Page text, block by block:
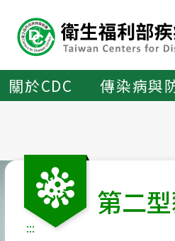
關於CDC 傳染病與
第二
:::